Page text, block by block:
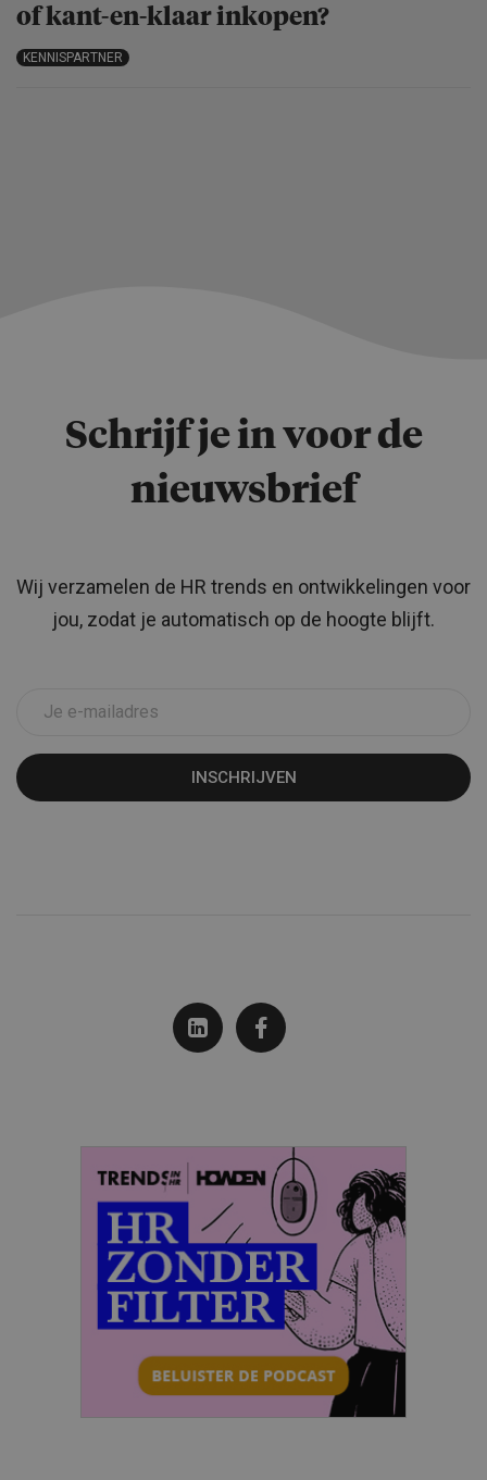
of kant-en-klaar inkopen?
KENNISPARTNER
Schrijf je in voor de
nieuwsbrief
Wij verzamelen de HR trends en ontwikkelingen voor
jou, zodat je automatisch op de hoogte blijft.